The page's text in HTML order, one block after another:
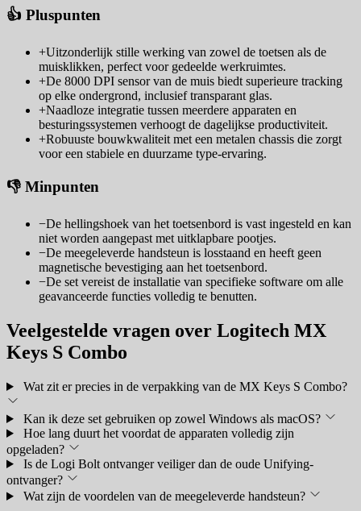
👍 Pluspunten
+Uitzonderlijk stille werking van zowel de toetsen als de
muisklikken, perfect voor gedeelde werkruimtes.
+De 8000 DPI sensor van de muis biedt superieure tracking
op elke ondergrond, inclusief transparant glas.
+Naadloze integratie tussen meerdere apparaten en
besturingssystemen verhoogt de dagelijkse productiviteit.
+Robuuste bouwkwaliteit met een metalen chassis die zorgt
voor een stabiele en duurzame type-ervaring.
👎 Minpunten
−De hellingshoek van het toetsenbord is vast ingesteld en kan
niet worden aangepast met uitklapbare pootjes.
−De meegeleverde handsteun is losstaand en heeft geen
magnetische bevestiging aan het toetsenbord.
−De set vereist de installatie van specifieke software om alle
geavanceerde functies volledig te benutten.
Veelgestelde vragen over Logitech MX
Keys S Combo
Wat zit er precies in de verpakking van de MX Keys S Combo?
Kan ik deze set gebruiken op zowel Windows als macOS?
Hoe lang duurt het voordat de apparaten volledig zijn
opgeladen?
Is de Logi Bolt ontvanger veiliger dan de oude Unifying-
ontvanger?
Wat zijn de voordelen van de meegeleverde handsteun?